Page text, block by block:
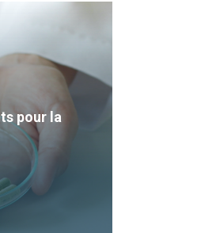
pour la